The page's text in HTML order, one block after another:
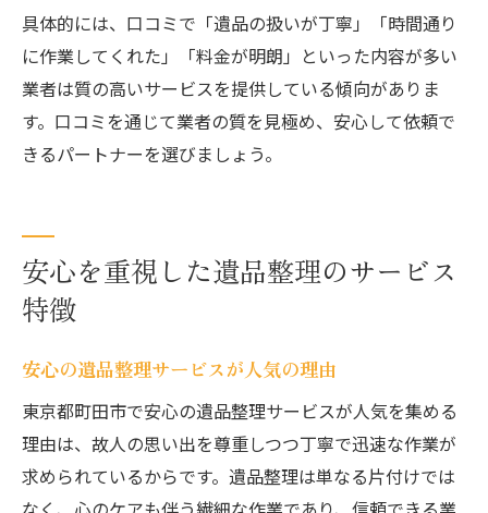
具体的には、口コミで「遺品の扱いが丁寧」「時間通り
に作業してくれた」「料金が明朗」といった内容が多い
業者は質の高いサービスを提供している傾向がありま
す。口コミを通じて業者の質を見極め、安心して依頼で
きるパートナーを選びましょう。
安心を重視した遺品整理のサービス
特徴
安心の遺品整理サービスが人気の理由
東京都町田市で安心の遺品整理サービスが人気を集める
理由は、故人の思い出を尊重しつつ丁寧で迅速な作業が
求められているからです。遺品整理は単なる片付けでは